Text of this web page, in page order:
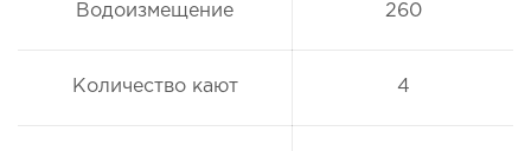
Водоизмещение 260
Количество кают 4